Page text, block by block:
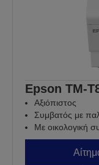
Epson TM-
Αξιόπιστος
Συμβατός με
Με οικολογική